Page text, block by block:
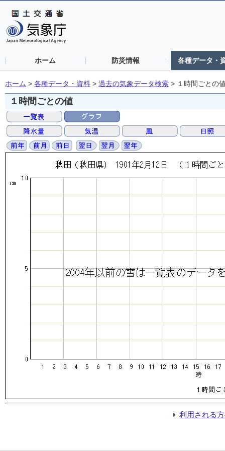
ホーム 防災情報 各種データ・
ホーム > 各種データ・資料 > 過去の気象データ検索 > １時間ごとの
１時間ごとの値
利用される